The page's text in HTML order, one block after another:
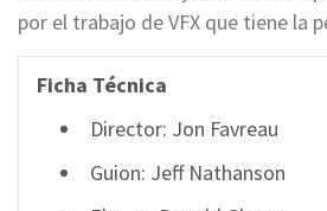
por el trabajo de VFX que tiene la
Ficha Técnica
Director: Jon Favreau
Guion: Jeff Nathanson